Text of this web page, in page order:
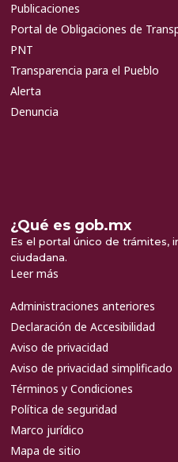
Publicaciones
Portal de Obligaciones de
PNT
Transparencia para el Pueblo
Alerta
Denuncia
¿Qué es gob.mx
Es el portal único de trámites,
ciudadana.
Leer más
Administraciones anteriores
Declaración de Accesibilidad
Aviso de privacidad
Aviso de privacidad simplificado
Términos y Condiciones
Política de seguridad
Marco jurídico
Mapa de sitio